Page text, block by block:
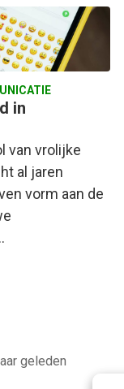
in
van vrolijke
al jaren
vorm aan de
geleden